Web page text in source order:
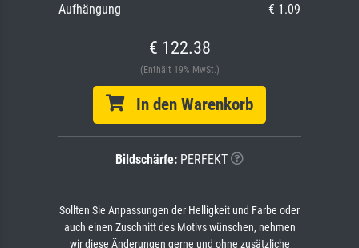
Aufhängung
€ 1.09
€ 122.38
(Enthält 19% MwSt.)
In den Warenkorb
Bildschärfe: PERFEKT
Sollten Sie Anpassungen der Helligkeit und Farbe oder
auch einen Zuschnitt des Motivs wünschen, nehmen
wir diese Änderungen gerne und ohne zusätzliche